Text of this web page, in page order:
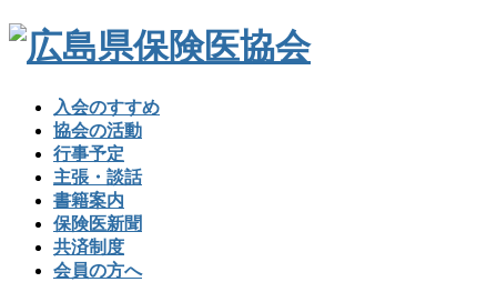
入会のすすめ
協会の活動
行事予定
主張・談話
書籍案内
保険医新聞
共済制度
会員の方へ